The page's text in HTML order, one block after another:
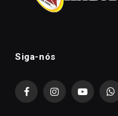
Siga-nós
FacebookInstagramYouTube